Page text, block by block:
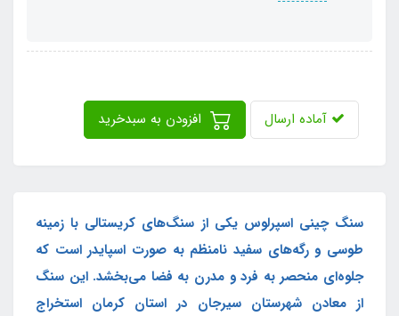
آماده ارسال
سنگ چینی اسپرلوس یکی از سنگ‌های کریستالی با زمینه
طوسی و رگه‌های سفید نامنظم به صورت اسپایدر است که
جلوه‌ای منحصر به فرد و مدرن به فضا می‌بخشد. این سنگ
از معادن شهرستان سیرجان در استان کرمان استخراج